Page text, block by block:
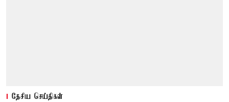
தேசிய செய்திகள்